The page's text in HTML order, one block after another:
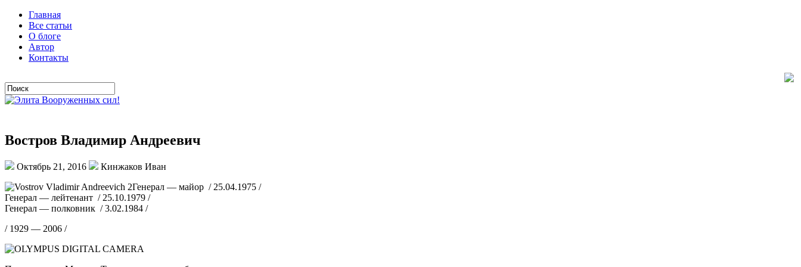
Главная
Все статьи
О блоге
Автор
Контакты
Востров Владимир Андреевич
Октябрь 21, 2016
Кинжаков Иван
Генерал — майор / 25.04.1975 /
Генерал — лейтенант / 25.10.1979 /
Генерал — полковник / 3.02.1984 /
/ 1929 — 2006 /